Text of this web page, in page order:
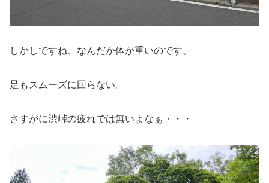
しかしですね、なんだか体が重いのです。
足もスムーズに回らない。
さすがに渋峠の疲れでは無いよなぁ・・・